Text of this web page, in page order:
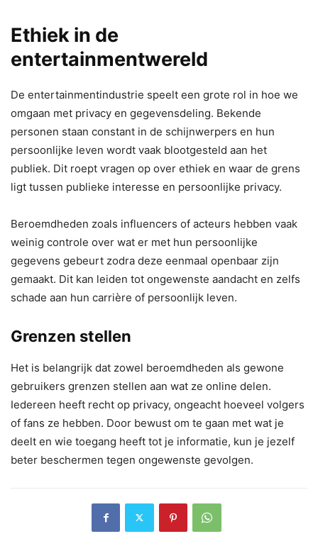
Ethiek in de
entertainmentwereld
De entertainmentindustrie speelt een grote rol in hoe we
omgaan met privacy en gegevensdeling. Bekende
personen staan constant in de schijnwerpers en hun
persoonlijke leven wordt vaak blootgesteld aan het
publiek. Dit roept vragen op over ethiek en waar de grens
ligt tussen publieke interesse en persoonlijke privacy.
Beroemdheden zoals influencers of acteurs hebben vaak
weinig controle over wat er met hun persoonlijke
gegevens gebeurt zodra deze eenmaal openbaar zijn
gemaakt. Dit kan leiden tot ongewenste aandacht en zelfs
schade aan hun carrière of persoonlijk leven.
Grenzen stellen
Het is belangrijk dat zowel beroemdheden als gewone
gebruikers grenzen stellen aan wat ze online delen.
Iedereen heeft recht op privacy, ongeacht hoeveel volgers
of fans ze hebben. Door bewust om te gaan met wat je
deelt en wie toegang heeft tot je informatie, kun je jezelf
beter beschermen tegen ongewenste gevolgen.